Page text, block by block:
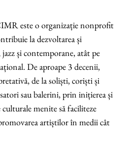
este o organizație nonprofit
la dezvoltarea și
și contemporane, atât pe
De aproape 3 decenii,
de la soliști, coriști și
sau balerini, prin inițierea și
menite să faciliteze
artiștilor în medii cât